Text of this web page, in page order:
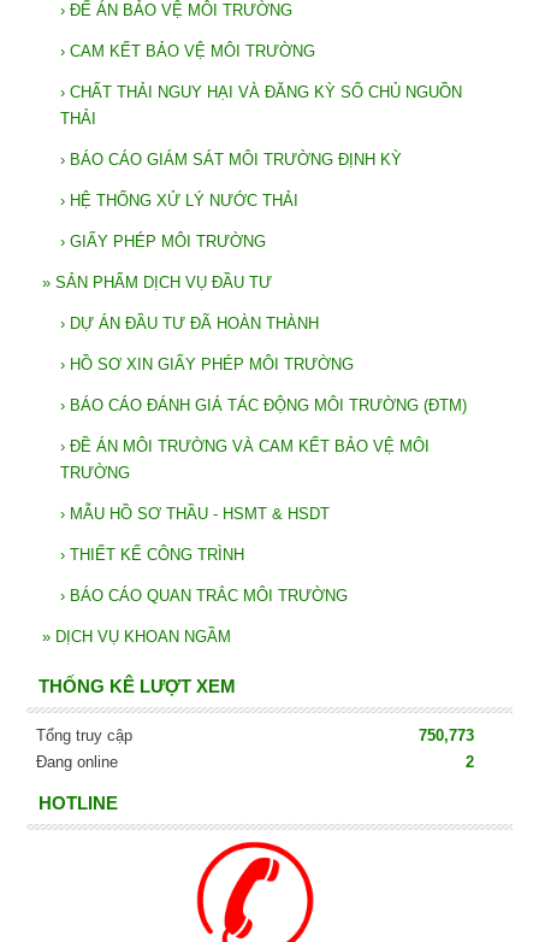
› ĐẾ ÁN BẢO VỆ MÔI TRƯỜNG
› CAM KẾT BẢO VỆ MÔI TRƯỜNG
› CHẤT THẢI NGUY HẠI VÀ ĐĂNG KỲ SỔ CHỦ NGUỒN
THẢI
› BÁO CÁO GIÁM SÁT MÔI TRƯỜNG ĐỊNH KỲ
› HỆ THỐNG XỬ LÝ NƯỚC THẢI
› GIẤY PHÉP MÔI TRƯỜNG
» SẢN PHẨM DỊCH VỤ ĐẦU TƯ
› DỰ ÁN ĐẦU TƯ ĐÃ HOÀN THÀNH
› HỒ SƠ XIN GIẤY PHÉP MÔI TRƯỜNG
› BÁO CÁO ĐÁNH GIÁ TÁC ĐỘNG MÔI TRƯỜNG (ĐTM)
› ĐỀ ÁN MÔI TRƯỜNG VÀ CAM KẾT BẢO VỆ MÔI
TRƯỜNG
› MẪU HỒ SƠ THẦU - HSMT & HSDT
› THIẾT KẾ CÔNG TRÌNH
› BÁO CÁO QUAN TRẮC MÔI TRƯỜNG
» DỊCH VỤ KHOAN NGẦM
THỐNG KÊ LƯỢT XEM
Tổng truy cập
750,773
Đang online
2
HOTLINE